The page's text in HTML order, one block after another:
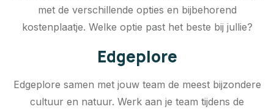
met de verschillende opties en bijbehorend
kostenplaatje. Welke optie past het beste bij jullie?
Edgeplore
Edgeplore samen met jouw team de meest bijzondere
cultuur en natuur. Werk aan je team tijdens de